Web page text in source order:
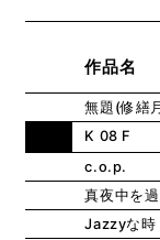
作品名
無題(修繕
K 08 F
c.o.p.
真夜中を
Jazzyな時